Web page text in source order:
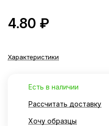
4.80 ₽
Характеристики
Есть в наличии
Рассчитать доставку
Хочу образцы